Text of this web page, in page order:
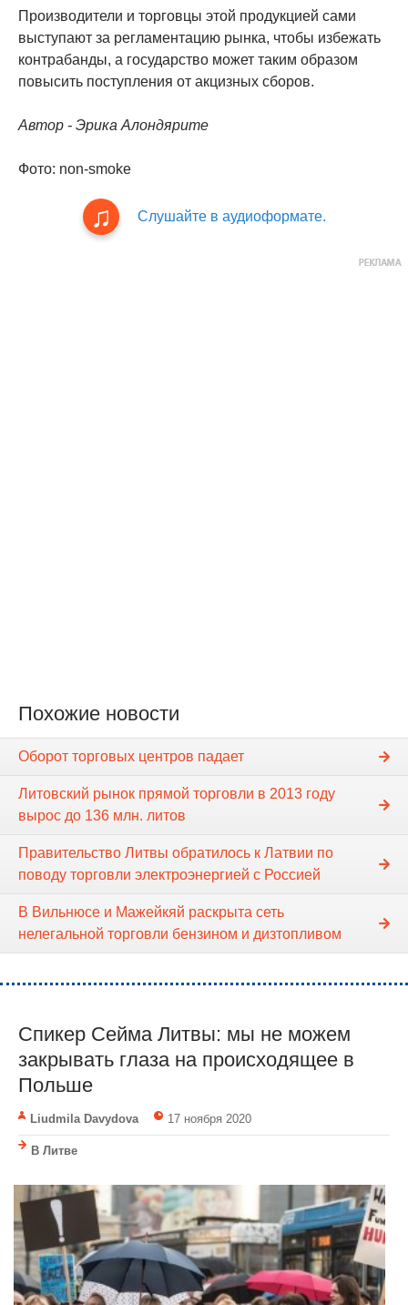
Производители и торговцы этой продукцией сами
выступают за регламентацию рынка, чтобы избежать
контрабанды, а государство может таким образом
повысить поступления от акцизных сборов.
Автор - Эрика Алондярите
Фото: non-smoke
Слушайте в аудиоформате.
Похожие новости
Оборот торговых центров падает
Литовский рынок прямой торговли в 2013 году
вырос до 136 млн. литов
Правительство Литвы обратилось к Латвии по
поводу торговли электроэнергией с Россией
В Вильнюсе и Мажейкяй раскрыта сеть
нелегальной торговли бензином и дизтопливом
Спикер Cейма Литвы: мы не можем
закрывать глаза на происходящее в
Польше
Liudmila Davydova 17 ноября 2020
В Литве